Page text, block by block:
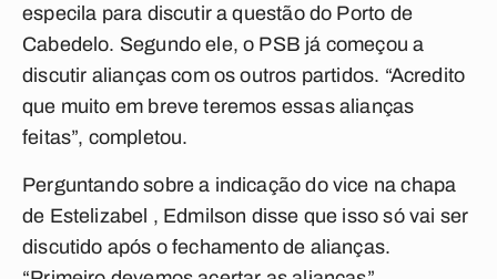
especila para discutir a questão do Porto de
Cabedelo. Segundo ele, o PSB já começou a
discutir alianças com os outros partidos. “Acredito
que muito em breve teremos essas alianças
feitas”, completou.
Perguntando sobre a indicação do vice na chapa
de Estelizabel , Edmilson disse que isso só vai ser
discutido após o fechamento de alianças.